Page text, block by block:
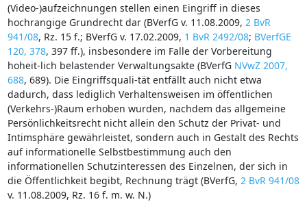
(Video-)aufzeichnungen stellen einen Eingriff in dieses
hochrangige Grundrecht dar (BVerfG v. 11.08.2009, 2 BvR
941/08, Rz. 15 f.; BVerfG v. 17.02.2009, 1 BvR 2492/08; BVerfGE
120, 378, 397 ff.), insbesondere im Falle der Vorbereitung
hoheit-lich belastender Verwaltungsakte (BVerfG NVwZ 2007,
688, 689). Die Eingriffsquali-tät entfällt auch nicht etwa
dadurch, dass lediglich Verhaltensweisen im öffentlichen
(Verkehrs-)Raum erhoben wurden, nachdem das allgemeine
Persönlichkeitsrecht nicht allein den Schutz der Privat- und
Intimsphäre gewährleistet, sondern auch in Gestalt des Rechts
auf informationelle Selbstbestimmung auch den
informationellen Schutzinteressen des Einzelnen, der sich in
die Öffentlichkeit begibt, Rechnung trägt (BVerfG, 2 BvR 941/08
v. 11.08.2009, Rz. 16 f. m. w. N.)